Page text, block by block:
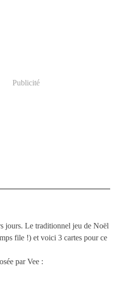
Publicité
jours. Le traditionnel jeu de Noël
file !) et voici 3 cartes pour ce
par Vee :